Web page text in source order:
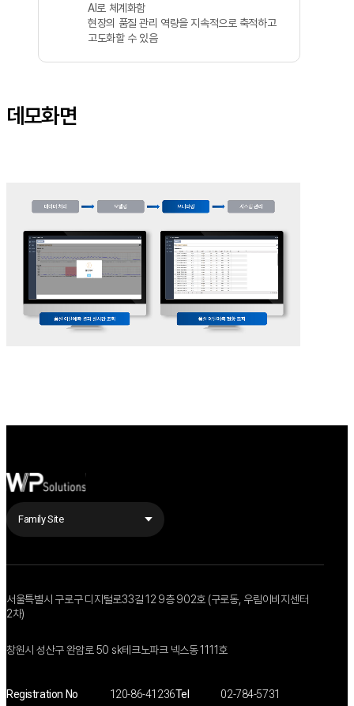
AI로 체계화함
현장의 품질 관리 역량을 지속적으로 축적하고
고도화할 수 있음
데모화면
Family Site
서울특별시 구로구 디지털로33길 12 9층 902호 (구로동, 우림이비지센터
2차)
창원시 성산구 완암로 50 sk테크노파크 넥스동 1111호
Registration No 120-86-41236Tel 02-784-5731